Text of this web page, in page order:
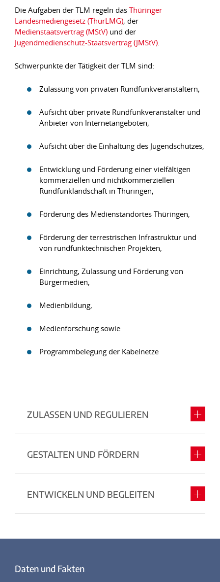
Die Aufgaben der TLM regeln das Thüringer
Landesmediengesetz (ThürLMG), der
Medienstaatsvertrag (MStV) und der
Jugendmedienschutz-Staatsvertrag (JMStV).
Schwerpunkte der Tätigkeit der TLM sind:
Zulassung von privaten Rundfunkveranstaltern,
Aufsicht über private Rundfunkveranstalter und
Anbieter von Internetangeboten,
Aufsicht über die Einhaltung des Jugendschutzes,
Entwicklung und Förderung einer vielfältigen
kommerziellen und nichtkommerziellen
Rundfunklandschaft in Thüringen,
Förderung des Medienstandortes Thüringen,
Förderung der terrestrischen Infrastruktur und
von rundfunktechnischen Projekten,
Einrichtung, Zulassung und Förderung von
Bürgermedien,
Medienbildung,
Medienforschung sowie
Programmbelegung der Kabelnetze
ZULASSEN UND REGULIEREN
GESTALTEN UND FÖRDERN
ENTWICKELN UND BEGLEITEN
Daten und Fakten